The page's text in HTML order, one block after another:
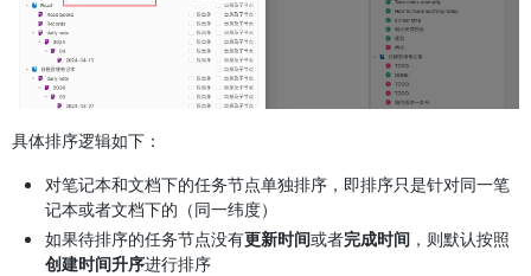
具体排序逻辑如下：
对笔记本和文档下的任务节点单独排序，即排序只是针对同一笔
记本或者文档下的（同一纬度）
如果待排序的任务节点没有更新时间或者完成时间 ，则默认按照
创建时间升序进行排序